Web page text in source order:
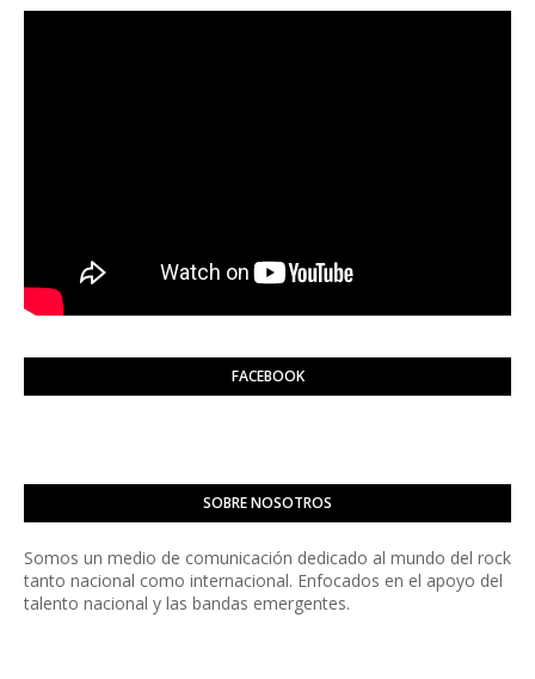
FACEBOOK
SOBRE NOSOTROS
Somos un medio de comunicación dedicado al mundo del rock
tanto nacional como internacional. Enfocados en el apoyo del
talento nacional y las bandas emergentes.